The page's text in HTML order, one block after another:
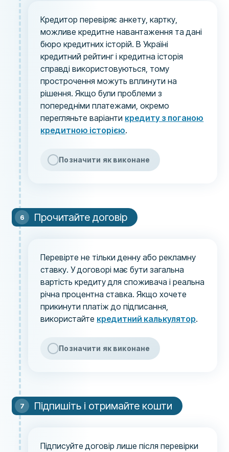
Кредитор перевіряє анкету, картку,
можливе кредитне навантаження та дані
бюро кредитних історій. В Україні
кредитний рейтинг і кредитна історія
справді використовуються, тому
прострочення можуть вплинути на
рішення. Якщо були проблеми з
попередніми платежами, окремо
перегляньте варіанти кредиту з поганою
кредитною історією.
Позначити як виконане
Прочитайте договір
Перевірте не тільки денну або рекламну
ставку. У договорі має бути загальна
вартість кредиту для споживача і реальна
річна процентна ставка. Якщо хочете
прикинути платіж до підписання,
використайте кредитний калькулятор.
Позначити як виконане
Підпишіть і отримайте кошти
Підписуйте договір лише після перевірки